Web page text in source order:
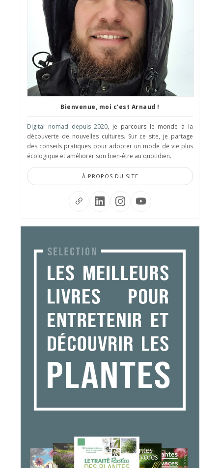
Bienvenue, moi c'est Arnaud !
Digital nomad depuis 2020, je parcours le monde à la
découverte de nouvelles cultures. Sur ce site, je partage
des conseils pratiques pour adopter un mode de vie plus
écologique et améliorer son bien-être au quotidien.
À PROPOS DU SITE